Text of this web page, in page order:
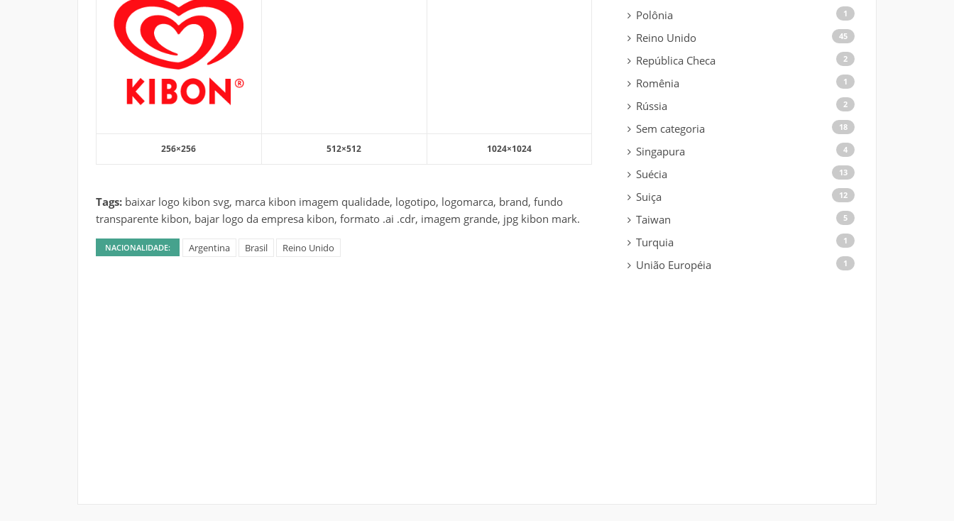
256×256 512×512 1024×1024
Tags: baixar logo kibon svg, marca kibon imagem qualidade, logotipo, logomarca, brand, fundo
transparente kibon, bajar logo da empresa kibon, formato .ai .cdr, imagem grande, jpg kibon mark.
NACIONALIDADE: Argentina Brasil Reino Unido
Polônia 1
Reino Unido 45
República Checa 2
Romênia 1
Rússia 2
Sem categoria 18
Singapura 4
Suécia 13
Suiça 12
Taiwan 5
Turquia 1
União Européia 1